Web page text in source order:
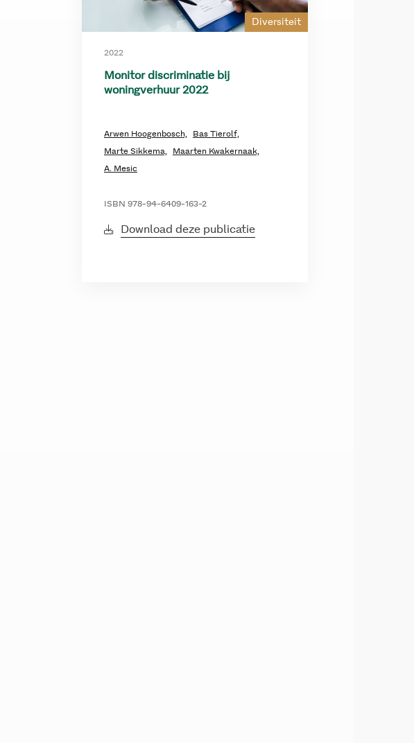
Diversiteit
2022
Monitor discriminatie bij
woningverhuur 2022
Arwen Hoogenbosch, Bas Tierolf,
Marte Sikkema, Maarten Kwakernaak,
A. Mesic
ISBN 978-94-6409-163-2
Download deze publicatie